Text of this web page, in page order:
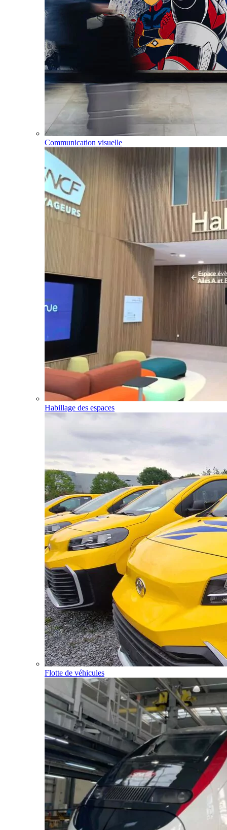
Communication visuelle
Habillage des espaces
Flotte de véhicules